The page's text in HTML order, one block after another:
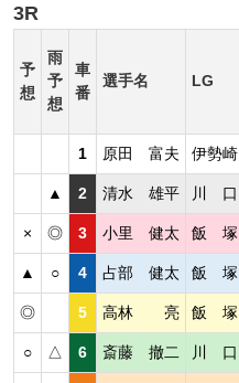
3R
予
想
雨
予
想
車
番
選手名 LG
1 原田 富夫 伊勢崎
▲ 2 清水 雄平 川 口
× ◎ 3 小里 健太 飯 塚
▲ ○ 4 占部 健太 飯 塚
◎ 5 高林 亮 飯 塚
○ △ 6 斎藤 撤二 川 口